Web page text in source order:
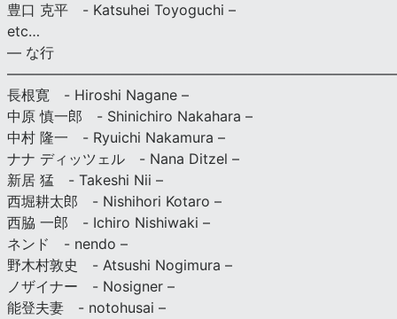
豊口 克平 - Katsuhei Toyoguchi –
etc…
— な行
長根寛 - Hiroshi Nagane –
中原 慎一郎 - Shinichiro Nakahara –
中村 隆一 - Ryuichi Nakamura –
ナナ ディッツェル - Nana Ditzel –
新居 猛 - Takeshi Nii –
西堀耕太郎 - Nishihori Kotaro –
西脇 一郎 - Ichiro Nishiwaki –
ネンド - nendo –
野木村敦史 - Atsushi Nogimura –
ノザイナー - Nosigner –
能登夫妻 - notohusai –